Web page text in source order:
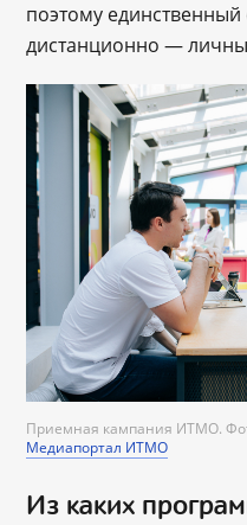
поэтому
дистанционно ―
Приемная кампания ИТМО.
Медиапортал ИТМО
Из каких